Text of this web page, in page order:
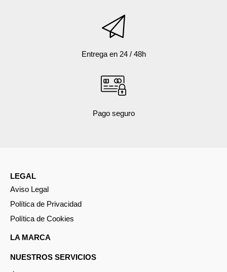
Entrega en 24 / 48h
Pago seguro
LEGAL
Aviso Legal
Política de Privacidad
Política de Cookies
LA MARCA
NUESTROS SERVICIOS